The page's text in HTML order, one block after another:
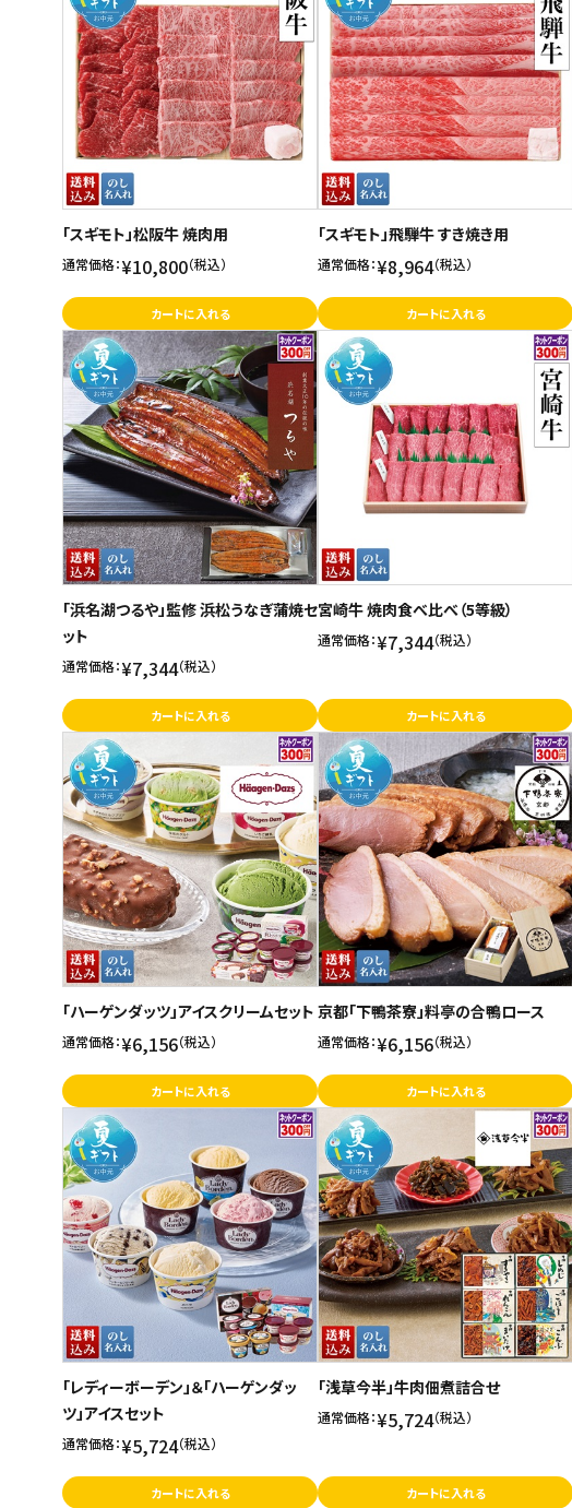
SHOP GUIDE
ご利用ガイド
お問い合わせ
特定商取引法表示について
プライバシーポリシー
利用規約
会社概要
「スギモト」松阪牛 焼肉用
通常価格：¥10,800（税込）
カートに入れる
「スギモト」飛騨牛 すき焼き用
通常価格：¥8,964（税込）
カートに入れる
「浜名湖つるや」監修 浜松うなぎ蒲焼セ
ット
通常価格：¥7,344（税込）
カートに入れる
宮崎牛 焼肉食べ比べ（5等級）
通常価格：¥7,344（税込）
カートに入れる
「ハーゲンダッツ」アイスクリームセット
通常価格：¥6,156（税込）
カートに入れる
京都「下鴨茶寮」料亭の合鴨ロース
通常価格：¥6,156（税込）
カートに入れる
「レディーボーデン」＆「ハーゲンダッ
ツ」アイスセット
通常価格：¥5,724（税込）
カートに入れる
「浅草今半」牛肉佃煮詰合せ
通常価格：¥5,724（税込）
カートに入れる